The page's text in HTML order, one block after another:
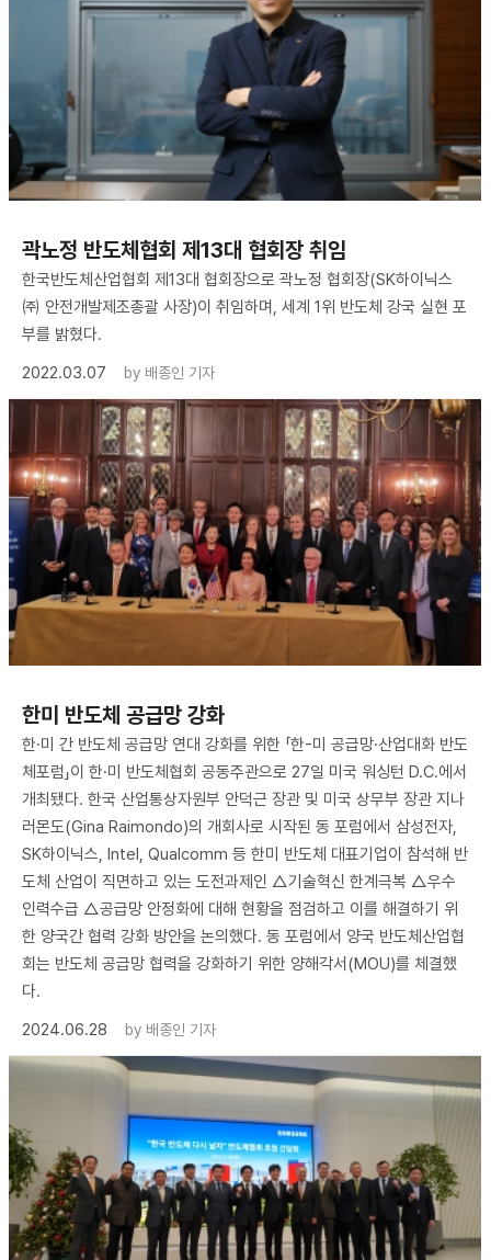
곽노정 반도체협회 제13대 협회장 취임
한국반도체산업협회 제13대 협회장으로 곽노정 협회장(SK하이닉스
㈜ 안전개발제조총괄 사장)이 취임하며, 세계 1위 반도체 강국 실현 포
부를 밝혔다.
2022.03.07
by 배종인 기자
한미 반도체 공급망 강화
한·미 간 반도체 공급망 연대 강화를 위한 「한-미 공급망·산업대화 반도
체포럼」이 한·미 반도체협회 공동주관으로 27일 미국 워싱턴 D.C.에서
개최됐다. 한국 산업통상자원부 안덕근 장관 및 미국 상무부 장관 지나
러몬도(Gina Raimondo)의 개회사로 시작된 동 포럼에서 삼성전자,
SK하이닉스, Intel, Qualcomm 등 한미 반도체 대표기업이 참석해 반
도체 산업이 직면하고 있는 도전과제인 △기술혁신 한계극복 △우수
인력수급 △공급망 안정화에 대해 현황을 점검하고 이를 해결하기 위
한 양국간 협력 강화 방안을 논의했다. 동 포럼에서 양국 반도체산업협
회는 반도체 공급망 협력을 강화하기 위한 양해각서(MOU)를 체결했
다.
2024.06.28
by 배종인 기자